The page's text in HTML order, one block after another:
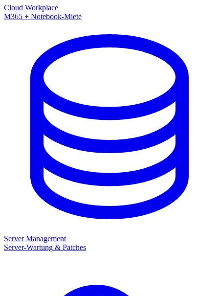
Cloud Workplace
M365 + Notebook-Miete
Server Management
Server-Wartung & Patches